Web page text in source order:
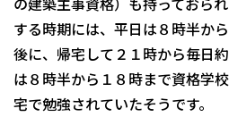
する時期には、平日は８時半か
後に、帰宅して２１時から毎日
は８時半から１８時まで資格学
宅で勉強されていたそうです。